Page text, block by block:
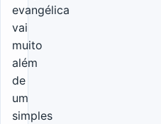
evangélica
vai
muito
além
de
um
simples